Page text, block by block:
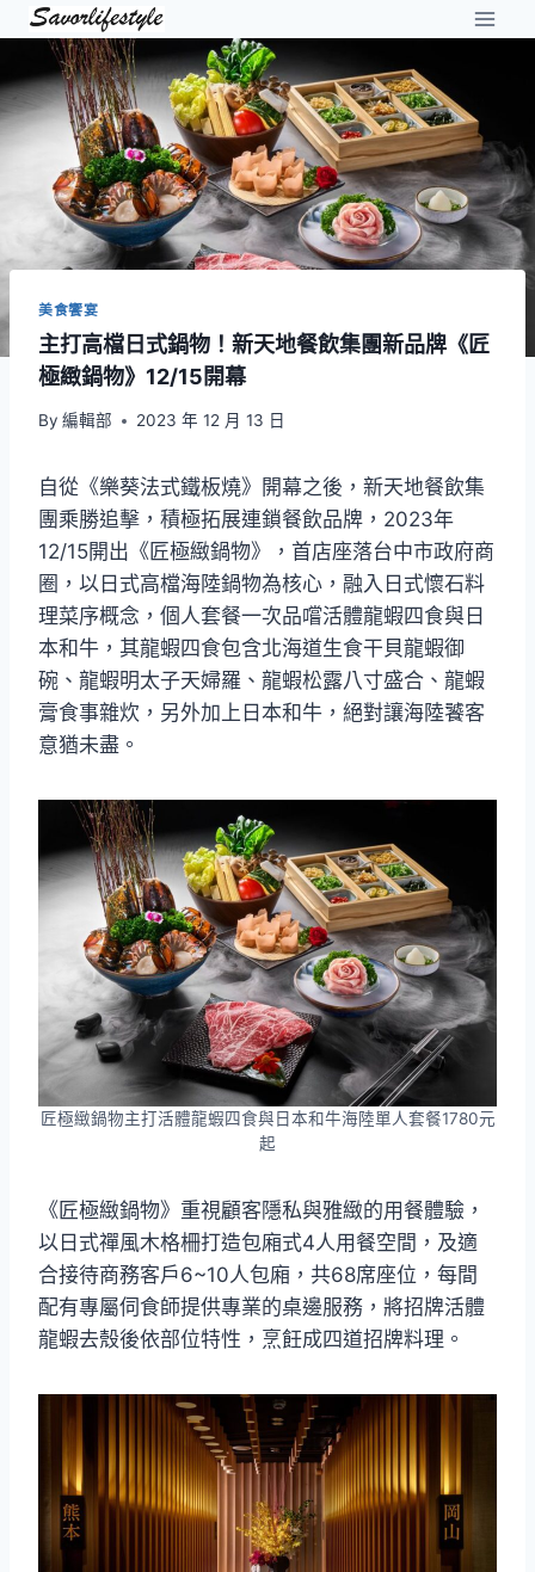
Skip
content
美食饗宴
主打高檔日式鍋物！新天地餐飲集團新品牌《匠
極緻鍋物》12/15開幕
By 編輯部 2023 年 12 月 13 日
自從《樂葵法式鐵板燒》開幕之後，新天地餐飲集
團乘勝追擊，積極拓展連鎖餐飲品牌，2023年
12/15開出《匠極緻鍋物》，首店座落台中市政府商
圈，以日式高檔海陸鍋物為核心，融入日式懷石料
理菜序概念，個人套餐一次品嚐活體龍蝦四食與日
本和牛，其龍蝦四食包含北海道生食干貝龍蝦御
碗、龍蝦明太子天婦羅、龍蝦松露八寸盛合、龍蝦
膏食事雜炊，另外加上日本和牛，絕對讓海陸饕客
意猶未盡。
匠極緻鍋物主打活體龍蝦四食與日本和牛海陸單人套餐1780元
起
《匠極緻鍋物》重視顧客隱私與雅緻的用餐體驗，
以日式禪風木格柵打造包廂式4人用餐空間，及適
合接待商務客戶6~10人包廂，共68席座位，每間
配有專屬伺食師提供專業的桌邊服務，將招牌活體
龍蝦去殼後依部位特性，烹飪成四道招牌料理。